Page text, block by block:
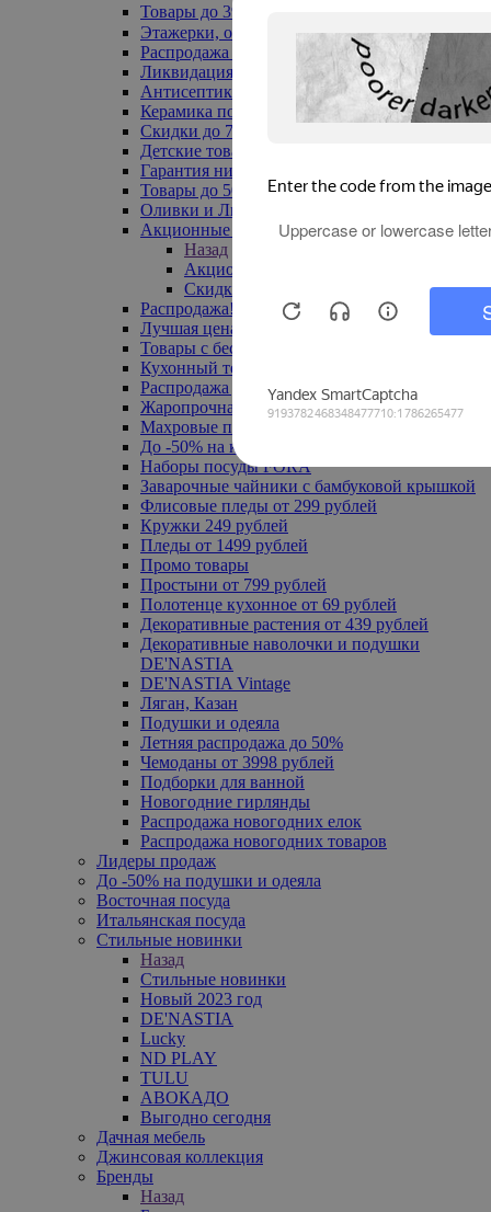
Товары до 399₽
Этажерки, обувницы
Распродажа текстиля до -50%
Ликвидация до -70%
Антисептики
Керамика по 129 руб
Скидки до 70%
Детские товары
Гарантия низкой цены
Товары до 500 руб
Оливки и Лимоны
Акционные товары
Назад
Акционные товары
Скидка 20% по промокоду
Распродажа! Ульяновск до -70%
Лучшая цена
Товары с бесплатной доставкой
Кухонный текстиль
Распродажа до -50%
Жаропрочная посуда
Махровые полотенца
До -50% на ковры
Наборы посуды FORA
Заварочные чайники с бамбуковой крышкой
Флисовые пледы от 299 рублей
Кружки 249 рублей
Пледы от 1499 рублей
Промо товары
Простыни от 799 рублей
Полотенце кухонное от 69 рублей
Декоративные растения от 439 рублей
Декоративные наволочки и подушки
DE'NASTIA
DE'NASTIA Vintage
Ляган, Казан
Подушки и одеяла
Летняя распродажа до 50%
Чемоданы от 3998 рублей
Подборки для ванной
Новогодние гирлянды
Распродажа новогодних елок
Распродажа новогодних товаров
Лидеры продаж
До -50% на подушки и одеяла
Восточная посуда
Итальянская посуда
Стильные новинки
Назад
Стильные новинки
Новый 2023 год
DE'NASTIA
Lucky
ND PLAY
TULU
АВОКАДО
Выгодно сегодня
Дачная мебель
Джинсовая коллекция
Бренды
Назад